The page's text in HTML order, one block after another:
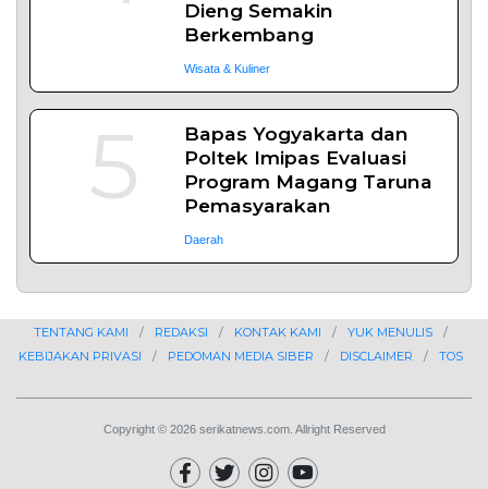
1
Demokrasi Ekonomi
Bukan Sekadar Bernama
Koperasi
Opini
2
Lima Pekerja Bangunan
Dibunuh OPM, Komisi XIII:
Negara Harus Jamin Rasa
News
3
Pangan Nasional, Sugeng
Santoso Tekankan
Kolaborasi Lintas Sektor